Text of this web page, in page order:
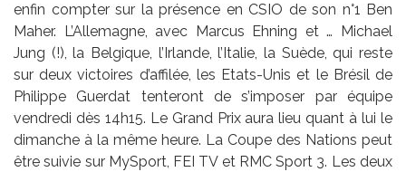
enfin compter sur la présence en CSIO de son n°1 Ben
Maher. L’Allemagne, avec Marcus Ehning et … Michael
Jung (!), la Belgique, l’Irlande, l’Italie, la Suède, qui reste
sur deux victoires d’affilée, les Etats-Unis et le Brésil de
Philippe Guerdat tenteront de s’imposer par équipe
vendredi dès 14h15. Le Grand Prix aura lieu quant à lui le
dimanche à la même heure. La Coupe des Nations peut
être suivie sur MySport, FEI TV et RMC Sport 3. Les deux